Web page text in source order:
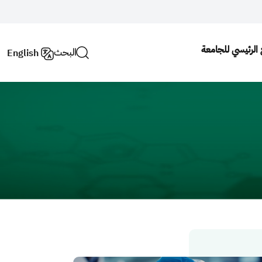
الرئيسي للجامعة البحث English